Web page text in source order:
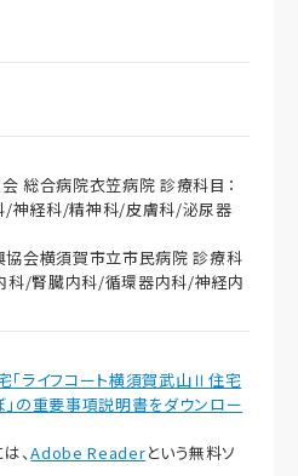
総合病院衣笠病院 診療科目：
神経科/精神科/皮膚科/泌尿器
会横須賀市立市民病院 診療科
科/腎臓内科/循環器内科/神経内
「ライフコート横須賀武山Ⅱ住宅
の重要事項説明書をダウンロー
、Adobe Readerという無料ソ